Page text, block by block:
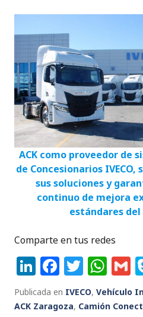
ACK como proveedor de
de Concesionarios
sus soluciones y
continuo de mejora
estándares
Comparte en tus redes
Li
n
k
F
a
c
T
w
it
W
h
a
Publicada en IVECO, Vehículo
ACK Zaragoza, Camión